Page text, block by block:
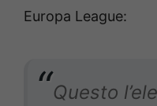
Europa League:
Questo